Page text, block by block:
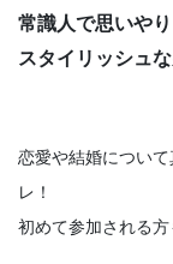
常識人で思いや
スタイリッシュ
恋愛や結婚につい
レ！
初めて参加される